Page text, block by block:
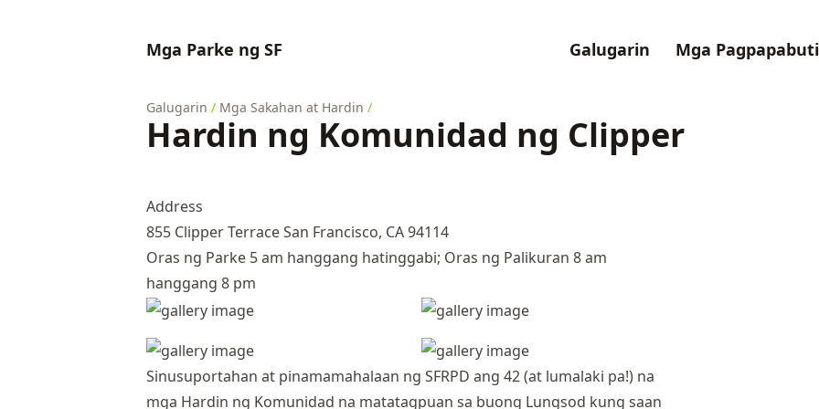
Mga Parke ng SF Galugarin Mga
Galugarin / Mga Sakahan at Hardin /
Hardin ng Komunidad ng Clipper
Address
855 Clipper Terrace San Francisco, CA 94114
Oras ng Parke 5 am hanggang hatinggabi; Oras ng Palikuran 8 am
hanggang 8 pm
Sinusuportahan at pinamamahalaan ng SFRPD ang 42 (at lumalaki pa!) na
mga Hardin ng Komunidad na matatagpuan sa buong Lungsod kung saan